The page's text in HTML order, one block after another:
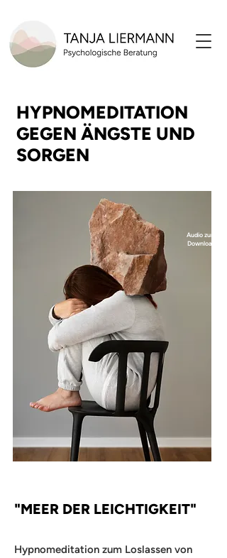
HYPNOMEDITATION
GEGEN ÄNGSTE UND
SORGEN
Audio zum
Download
"MEER DER LEICHTIGKEIT"
Hypnomeditation zum Loslassen von